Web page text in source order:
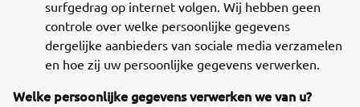
surfgedrag op internet volgen. Wij hebben geen
controle over welke persoonlijke gegevens
dergelijke aanbieders van sociale media verzamelen
en hoe zij uw persoonlijke gegevens verwerken.
Welke persoonlijke gegevens verwerken we van u?